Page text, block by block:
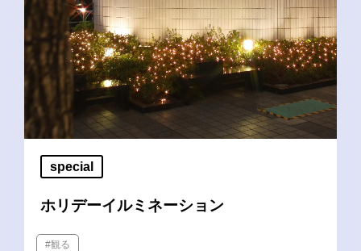
special
ホリデーイルミネーション
#観る